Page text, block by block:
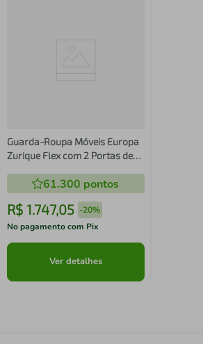
Guarda-Roupa Móveis Europa
Zurique Flex com 2 Portas de
61.300 pontos
R$ 1.747,05 -20%
No pagamento com Pix
Ver detalhes